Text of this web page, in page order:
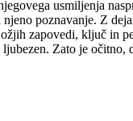
usmiljenja
poznavanje. Z
zapovedi, ključ in
Zato je